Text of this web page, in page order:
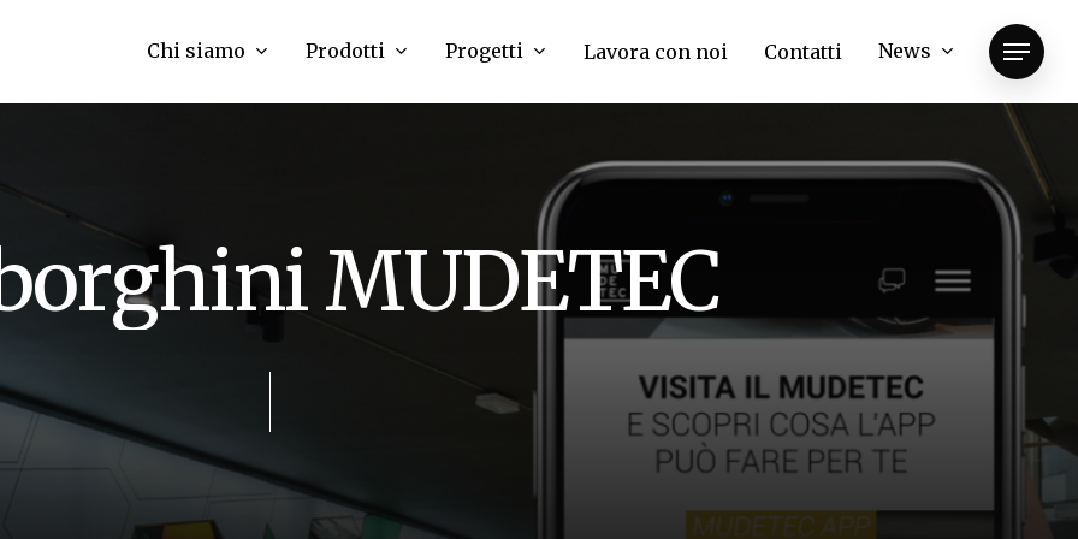
Chi siamo Prodotti Progetti Lavora con noi Contatti News Menu
orghiniMUDETEC